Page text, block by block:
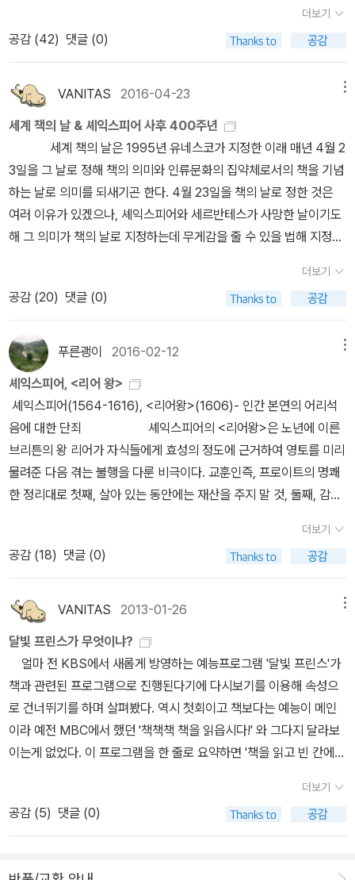
다. ‘내가 변했나?‘ 하고 생각하셨다고. 퍼뜩, [앵무새 죽이기]와 [파
수꾼]이 지나갔다. 애티커스는 변하지 않았지만 핀치가 변했던 이야
기. 어쩌면, 그 사람들은 그대로이고 내가 변했을지도 모를 일이다.‘진
리는 변하지 않는다‘는 것도 새롭게 생각하게 되었다. 성경은 변하지
않지만, 성경을 해석하는 사람들은 계속 변하니, 사람에게 주어진 ‘진
리‘는 계속 변하게 되는 거라고. 늙어서도 지혜로운 사람이 되려면 계
속 공부해야 하고, 공부하려면 겸손해야 하고, 수용이 필요할 수밖에
없겠다고 생각했다. 판단력은 겸손과 수용에서 오는 것이다.
있다. 모든 셰익스피어 작품이 이 한 권의 책에 다 담았기 때문이다.
그래서 총 1800쪽에 가격도12만원. 아마 판형도 매우 클 것이다. 전
작품을 한 권에 담았다는 게 흥미롭지만, 다소 부담스러운 것도 사실.
5. 문학동네 이경식 역 민음사, 열린책들과 함께 가장 대중적인 문학
전문 출판사인 문학동네에서는 의외로 셰익스피어 번역이 별로 없었
다. <템페스트>는 다른 출판사에서는 잘 번역하지 않은 작품이기에
흥미롭지만, <햄릿>과 <베니스의 상인>과 함께 딱 3작품뿐, 심지어
역자인 이경식은 한국 셰익스피어학회 회장이라고 하는데도 말이다.
이렇게 셰익스피어 비평사와 연구서까지 쓰신 분이 정작 셰익스피어
번역은 별로 하지 않았단 점이 의아하지만, 이분 번역도 신뢰하고 읽
을 수 있겠다.6. 전예원 신정옥 역 전예원 신정옥 역.신정옥 씨도 한국
연스러울지는 잘 모르겠다.7. 아침이슬 김정환 역 아침이슬 출판사에
그의 역사극까지 꽤 많이 번역한 것이 눈길을 끈다.역자 김정환은 역
자 소개만 봐서는 잘 모르겠지만, 셰익스피어를 주로 연구했다기보다
는 시인, 극작가, 무대연출가로 많이 활동하신 듯하다. 셰익스피어 작
품은 일단 연극에서 상연될 것을 전제로 했으니, 극작가와 무대연출
가의 번역은 또 다를지 궁금하다. 어쩌면 연극하듯이 읽기에는 가장
특화된 번역이 아닐지 조심스레 예상해본다. 또 가장 평가가 좋은 번
역본이기도 했다.8. 펭귄클래식 고전 번역으로 명성이 자자한 믿고
보는 펭귄클래식. 이 출판사에서는 총 4개의 셰익스피어 작품을 출간
했다. 특이하게도 어떤 판본을 번역했는지를 홍보한다.'영국 국립극단
이 사용하고 추천하는 펭귄클래식 판본 (중략) 펭귄클래식 판본은 영
는 셰익스피어의 작품을 다루는 데 있어 매우 중요한데, 셰익스피어
가 작품의 출간에 관여하지 않은 탓에 기준 판본에 대한 논란이 있기
때문이다.' 그러니까 가장 믿고 읽을 수 있는 판본이 펭귄클래식 판본
이라는 뜻이다. 각 작품마다 역자들은 다 다르지만, 공통적으로 셰익
스피어를 주로 연구하는 학자들이다. 표지 디자인이 상당히 맘에 든
다. ㅎㅎ 9. 동서문화사 신상웅 역 동서문화사에서도 셰익스피어 전
집을 냈다. 모두 신상웅 한 명의 번역이다. 전집 가격은 문학과지성사
판과 같은 12만원역자 소개에 따르면, 8권의 전집 번역으로 춘원문학
동서문화사에서 제정한 것이고 최남선과 이광수 같은 친일파 문인의
업적을 기리겠다는 취지로 만든 것이라 공신력은 없다.10. 아름다운
날 셰익스피어 연구회 특별한 역자 정보가 안 보인다. 인터넷을 찾아
중심성에서 벗어나 새롭고 합리적인 곳으로 나아가라고 한다. 우리
는 코스모스를 제대로 이해해야만 한다. 자신의 위상과 위치에 대한
선하는 데 결정적인 도움을 준다.-코스모스중에서, p386 오랑캐라
고 하는 청나라는 중국의 제도에서 이익이 될 만하고 오래 향유할 만
한 것들을 가로채 가지고는 마치 본래부터 자기 것이었던 양한다. 대
개 천하를 위하여 일하는 자는, 진실로 백성에게 이롭고 나라에 도움
이 될일이라면 그 법이 비록 오랑캐에게서 나온 것일지라도 마땅히
이를 수용하여 본받아야만 한다.-열하일기 상 중에서, p240~24
1 연암 박지원과 칼 세이건은 같은 것을 다르고 다양하게 말하고 있
하게 나열하는 흔해 빠진 여행기가 아니다. 그것은 이질적인 대상들
과의 뜨거운 '접속' 의 과정이고, 침묵하고 있던 '말과 사물' 들이 살아
움직이는 '발굴' 의 현장이며, 예기치 않은 담론들이 범람하는 '생성'
의 장이다. 그런 까닭에, 우리는 『열하일기』를 통해 아주 낯설고 새로
운 여행의 배치를 만나게 된다.'고 했듯이 우리는 사람, 환경, 우주 모
두를 이러한 마음가짐으로 만나야 할 듯 하다. 한 번씩 이
런 상상을 해 본다. 만약 내가 눈이 멀게 된다면......그런 상황에서는
모든 것이 불편해질 것이고 결국 나 혼자서는 일상을 영위할 수 없겠
다는 생각을 하며, 그 생각만으로도 암담하고 비참한 기분이 든다. 빽
빽하게 채워진 글들과 쉼표와 마침표의 문장부호만으로 서술되는 '눈
먼 자들의 도시'는 나의 상상으로 예상되는 눈멂의 세계를 구체적이
보게 하고 일깨우려는 것 같다. 여기서는 아무도 구원을 얻을 수 없다
살아간다는 것이기도 하다.-p294 인내심을 가져라. 시간이 제 갈 길
을 다 가도록 해주어라. 운명은 많은 우회로를 거치고 나서야 목적지
에 도달한다는 것을 아직도 확실히 깨닫지 못했는가. 여기에 이 지도
를 세우기 위해, 운명이 얼마나 많은 길을 돌아왔는지는 운명 자신밖
에 모를 것이다.-p330 오셀로, 리어왕, 멕베스, 안토니와
클레오파트라.인간이 겪는 비극의 이유는 다양하지만 위의 4작품은
개인의 욕망과 욕심, 잘못된 판단. 질투로 인해 끝이 불행하다. 과실,
그들은 비극적인 결말을 자초한다. 그것이 자기자신 한 사람의 문제
일 수도 있지만 이아고와 멕베스 부인과 같은 주위의 사람때문에 나
이나 지금이나 우리는 단지 나약하고 본성에 따르는 인간일 뿐인지
음사판인데(4대비극 세트판도 나와있다), 나로선 선호하지 않아서
따로 이런 페이퍼를 적는다(가장 많이 읽히는 번역본이 추천 번역본
이라면 굳이 이런 페이퍼를 적을 이유가 없지 않은가). 문제는 민음사
판 외에 4대비극판을 모두 갖춘 세계문학전집판이 많지 않다는 데 있
다. 세계문학전집판과 함께 부분적으로 셰익스피어 전집까지 끼워서
고르기로 한다. 먼저 추천할 만한 번역본은 '시공 RSC 셰익스피어
선집'이다. RSC는 '로열 셰익스피어 컴퍼니(왕립 셰익스피어 극단'의
약칭으로 판본은 1623년에 나온 최초의 전집판이다(제1이절판). <
햄릿>의 경우도 대다수 번역본인 비평판(아든판)을 대본으로 삼고
있는 데 반해서 시공사판만은 예외적으로 1623년판을 옮긴 것이다(1
603년판 '나쁜 햄릿'이 또다른 예외 판본이다). 이 선집은 <로미오와
줄리엣>까지 포함해 다섯 권으로 구성돼 있다. 시공사판은 소장용으
로도 좋은데, 문제는 하드커버이고 책값이 좀 비싸다는 데 있다. 보급
학전집판 가운데 4대비극이 다 들어가 있는 경우는 열린책들판과 펭
귄클래식판이 있는데, 추천본은 열린책들판이다(펭귄판은 두 가지 커
버로 나와있는데, 일부 품절된 상태다). 박우수, 권오숙 두 전공자가
두 편씩을 번역하고 있다. 원로 영문학자 박우수 교수는 한국외대출
판부판 셰익스피어전집도 주도하고 있는데, 이번에 <오셀로>가 나오
면서 4대비극이 다 채워졌다(이 페이퍼를 쓰게 된 계기다). 추천 번
역본인데 대학출판부판이라는 게 약점이다. 민음사, 열린책들과 함
수의 번역으로만 세 작품이 나와있는데, 4대비극 가운데서는 <햄릿
>이 유일하다. 셰익스피어 강의에서는 <베니스의 상인>과 <템페스
트>까지 넣어서 같이 다룰 수 있지만 '4대비극'을 강의하게 되면 선택
지에서 제외할 수밖에 없다. 창비판도 4대비극은 <햄릿>만 나와 있
다. 을유문화사판은 <리어왕/맥베스>만 나와있다(<로미오와 줄리엣
>과 함께). 이 역시 4대비극을 강의에서 다룰 때는 교재로 쓰기 어렵
다. 4대비극 강의는 최소 4주의 일정이 확보되어야 하기에, 생각해보
니 몇 차례 정도밖에 없었다. 교재를 특정하지는 않았는데, 언젠가 다
시 다루게 된다면 (선택지가 제한적이긴 하지만) 고심해봐야겠다...
더보기
공감 (42) 댓글 (0)
VANITAS 2016-04-23
세계 책의 날 & 셰익스피어 사후 400주년
세계 책의 날은 1995년 유네스코가 지정한 이래 매년 4월 2
3일을 그 날로 정해 책의 의미와 인류문화의 집약체로서의 책을 기념
하는 날로 의미를 되새기곤 한다. 4월 23일을 책의 날로 정한 것은
여러 이유가 있겠으나, 셰익스피어와 세르반테스가 사망한 날이기도
해 그 의미가 책의 날로 지정하는데 무게감을 줄 수 있을 법해 지정하
해는 셰익스피어 사망 400주기라고 출판, 언론쪽에서 떠들어대고
있기에 그간 나왔던 셰익스피어 목록을 한번 점검해보고 지나가기로
하자. 일단, 본인의 경우에 이번에 나온 시공사판 <셰익스피어 4대
비극>을 새로 구매했다. 집에 열린책들판 <맥베스>와 문예출판사판
<햄릿>이 있으나 이 기회에 단권으로 소장하고싶어 구매했다. 민음
사는 각권을 박스에 넣어 이미 오래전부터 세트판매를 하고 있는데
다, 교보문고 단독으로 '4대 비극' 양장판을 발매한 상태여서 입맛대
로 골라 사면 된다. 1. 민음사민음사에서는 최종철 교수
를 중심으로 '셰익스피어 전집'을 구상하고 있는데 현재 4권이 나온
상태다. 단권으로는 4대 비극외에 <로미오와 줄리엣>,<한여름 밤의
꿈>을 포진시키고있다. 민음사 출간 특성상 셰익스피어 전집은 완결
되면 구입하는게 좋을 듯 하다. 언제 박스셋트로 뒤통수를 칠지 모른
다. 2. 시공사시공사는 2012년에 4대비극과 <로미오와 줄리엣
에 '세계문학의 숲'시리즈로 나온 4대비극 합본도 번역은 같으니 참
조해 구입하면 된다. 3. 펭귄클래식코리아영미권 고전은
펭귄클래식코리아도 품질 우수(?)한 편이다. 마카롱 시리즈로 이미
4대비극 세트가 나와있었다는 사실을 잠시 간과했다. 기존판으로는
<베니스의 상인>이 라인업에 추가 돼 있다. 얼마전 나온 멕베스 영화
로 인해 <맥베스>는 표지 장정이 두겹인 상태. 영화 포스터 표지를
벗기면 기존 표지가 나온다. 4. 열린책들열린책들은 셰익스피어
나름 통일성있게 표지 디자인을 맞춰 모아놓으면 깔끔한 느낌이 든
다. 번역은 박우수, 권오숙 역자가 나누어 진행했다. 5. 문학동네
따지고 보면 문학동네는 셰익스피어 번역의 후발주자로 느껴지는게
더보기
공감 (20) 댓글 (0)
푸른괭이 2016-02-12
셰익스피어, <리어 왕>
셰익스피어(1564-1616), <리어왕>(1606)- 인간 본연의 어리석
음에 대한 단죄 셰익스피어의 <리어왕>은 노년에 이른
브리튼의 왕 리어가 자식들에게 효성의 정도에 근거하여 영토를 미리
물려준 다음 겪는 불행을 다룬 비극이다. 교훈인즉, 프로이트의 명쾌
한 정리대로 첫째, 살아 있는 동안에는 재산을 주지 말 것, 둘째, 감언
한 의미를 전하기 위해 <리어왕>이 쓰였을 리 없다. 프로이트조차
“충격”이라고 한 이 작품의 “격렬한 정신적 흥분”(프로이트, ｢세 상
자의 모티브｣)을 어떻게 이해해야할까. <리어왕>의 1막 1장, 사후의
유산 분쟁을 우려한 리어왕이 생전에 이 문제를 매듭짓고자 하는 것
은 충분히 상식적이다. 당혹스러운 것은 분배의 근거이다. 리어왕은
세 딸들에게 아비인 자신을 얼마나 사랑하는지 말로 표현해보라고 한
다. 화려한 수사를 동원한 첫째 딸(고너릴)과 둘째 딸(리간)에 이어
셋째이자 막내딸 코딜리아는 “(할 말이) 없습니다”하고 운을 뗀 다음
“낳아 기르시고 사랑해” 주신 것에 대한 “합당한 의무”로 ”복종하고
사랑하며 가장 존경“한다고 말한다. 금방 리어왕의 분노를 산 이 답은
정녕 “어리”고 “무정”함에도 “진실”한 것으로서 본능에 기초한 부모
의 자식 사랑과, 반대로, 윤리(“도리-효”)에 기초한 자식의 부모 사랑
이 갖는 본질적인 모순을 환기한다. 치사랑은 없고 내리사랑만 있을
겐 알려지지 않은 리어왕의 과거를 상상해보자. 현재의 막대한 부와
더보기
공감 (18) 댓글 (0)
VANITAS 2013-01-26
달빛 프린스가 무엇이냐?
얼마 전 KBS에서 새롭게 방영하는 예능프로그램 '달빛 프린스'가
책과 관련된 프로그램으로 진행된다기에 다시보기를 이용해 속성으
로 건너뛰기를 하며 살펴봤다. 역시 첫회이고 책보다는 예능이 메인
이라 예전 MBC에서 했던 '책책책 책을 읽읍시다!' 와 그다지 달라보
이는게 없었다. 이 프로그램을 한 줄로 요약하면 '책을 읽고 빈 칸에
해서 책을 좀 더 재미지게 보이는 효과(?)를 준다. 첫 회는 황석영의
<개밥바라기 별>이 선정되었다. 중간에 직접 황석영 작가가 나와서
프로그램이 흥하기만 한다면 도움을 주겠다는 지원 약속(?)도 하고
더보기
공감 (5) 댓글 (0)